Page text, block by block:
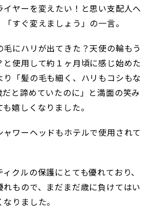
ヤーを変えたい！と思い支配人へ
すぐ変えましょう」の一言。
毛にハリが出てきた？天使の輪もう
と使用して約１ヶ月頃に感じ始めた
り「髪の毛も細く、ハリもコシもな
だと諦めていたのに」と満面の笑み
嬉しくなりました。
ワーヘッドもホテルで使用されて
クルの保護にとても優れており、
もので、まだまだ歳に負けてはい
りました。